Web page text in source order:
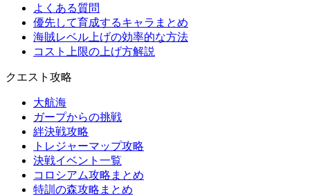
よくある質問
優先して育成するキャラまとめ
海賊レベル上げの効率的な方法
コスト上限の上げ方解説
クエスト攻略
大航海
ガープからの挑戦
絆決戦攻略
トレジャーマップ攻略
決戦イベント一覧
コロシアム攻略まとめ
特訓の森攻略まとめ